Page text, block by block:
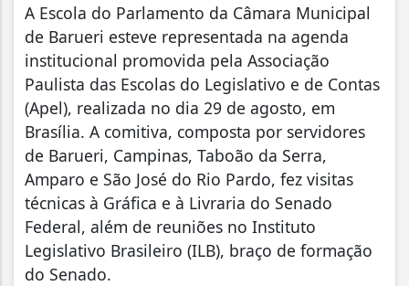
A Escola do Parlamento da Câmara Municipal
de Barueri esteve representada na agenda
institucional promovida pela Associação
Paulista das Escolas do Legislativo e de Contas
(Apel), realizada no dia 29 de agosto, em
Brasília. A comitiva, composta por servidores
de Barueri, Campinas, Taboão da Serra,
Amparo e São José do Rio Pardo, fez visitas
técnicas à Gráfica e à Livraria do Senado
Federal, além de reuniões no Instituto
Legislativo Brasileiro (ILB), braço de formação
do Senado.